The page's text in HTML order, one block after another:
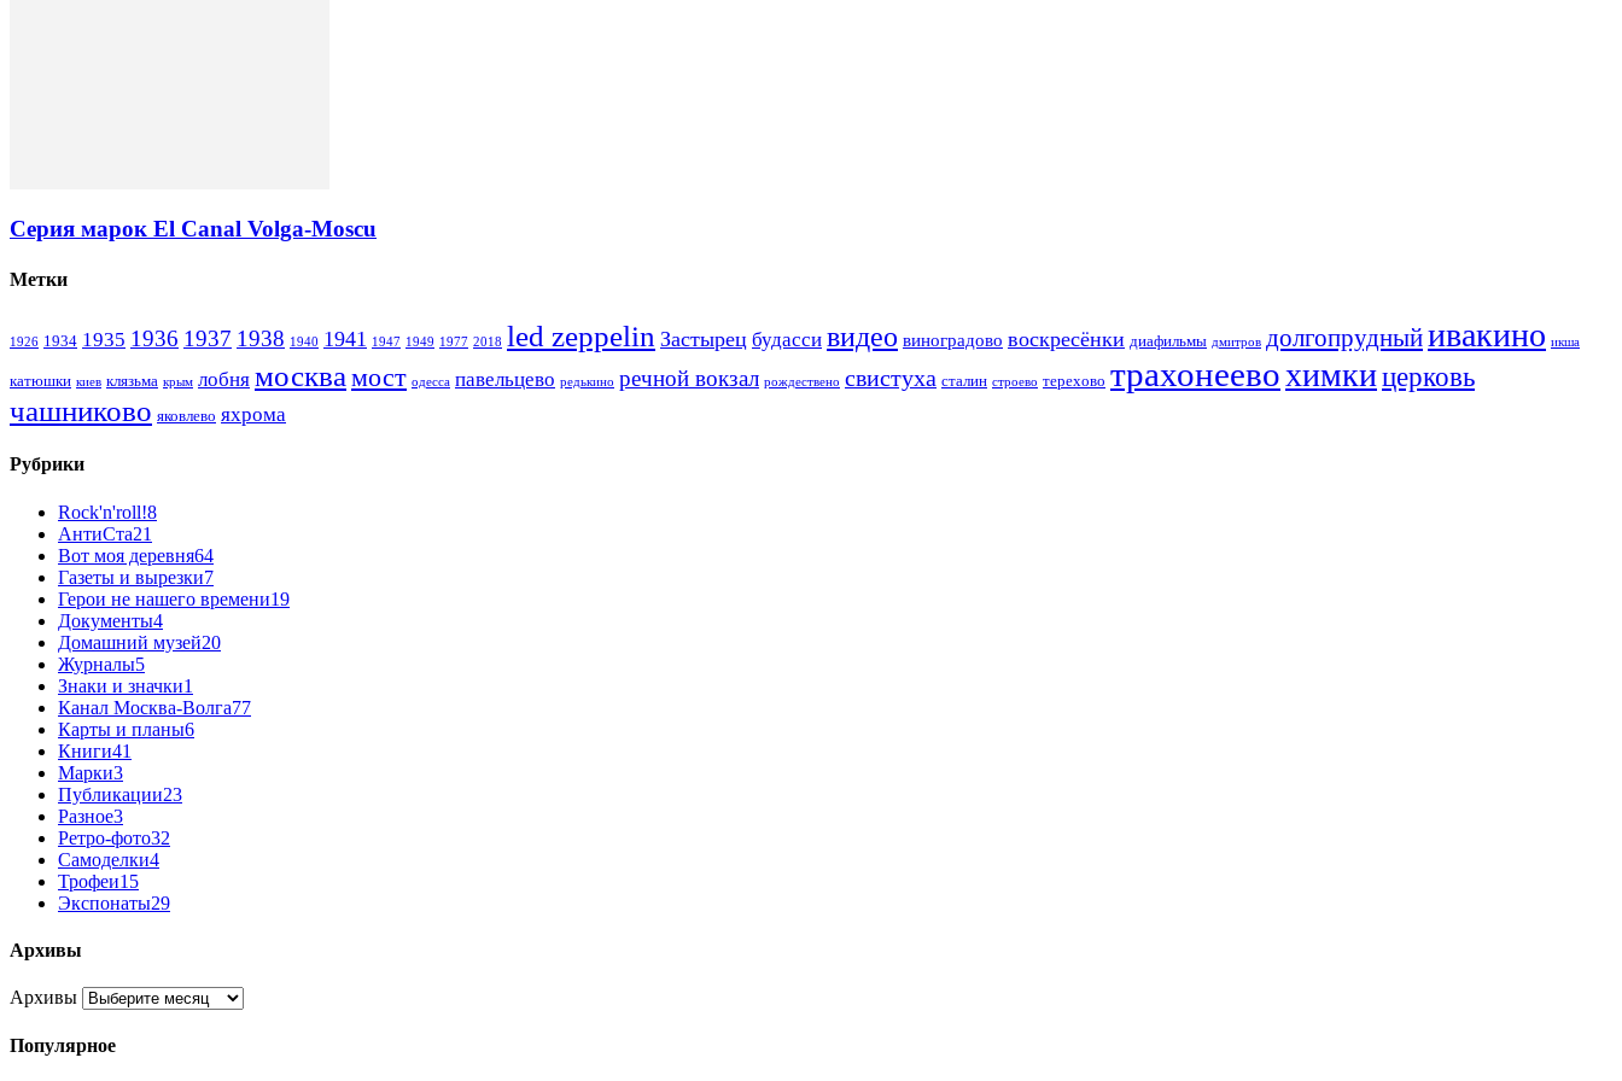
Серия марок El Canal Volga-Moscu
Метки
1926 1934 1935 1936 1937 1938 1940 1941 1947 1949 1977 2018 led zeppelin Застырец будасси видео виноградово воскресёнки диафильмы дмитров долгопрудныйивакино икша
катюшки киев клязьма крым лобня москва мост одесса павельцево редькино речной вокзал рождествено свистуха сталин строево терехово трахонеевохимкицерковь
чашниково яковлево яхрома
Рубрики
Rock'n'roll!8
АнтиСта21
Вот моя деревня64
Газеты и вырезки7
Герои не нашего времени19
Документы4
Домашний музей20
Журналы5
Знаки и значки1
Канал Москва-Волга77
Карты и планы6
Книги41
Марки3
Публикации23
Разное3
Ретро-фото32
Самоделки4
Трофеи15
Экспонаты29
Архивы
Архивы
Популярное